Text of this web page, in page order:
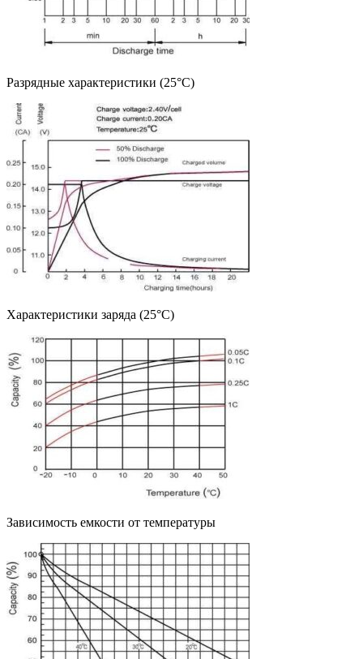
Разрядные характеристики (25°C)
Характеристики заряда (25°C)
Зависимость емкости от температуры